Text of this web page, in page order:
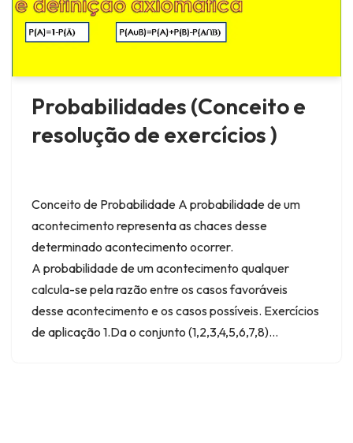
Probabilidades (Conceito e
resolução de exercícios )
Conceito de Probabilidade A probabilidade de um
acontecimento representa as chaces desse
determinado acontecimento ocorrer.
A probabilidade de um acontecimento qualquer
calcula-se pela razão entre os casos favoráveis
desse acontecimento e os casos possíveis. Exercícios
de aplicação 1.Da o conjunto (1,2,3,4,5,6,7,8)…